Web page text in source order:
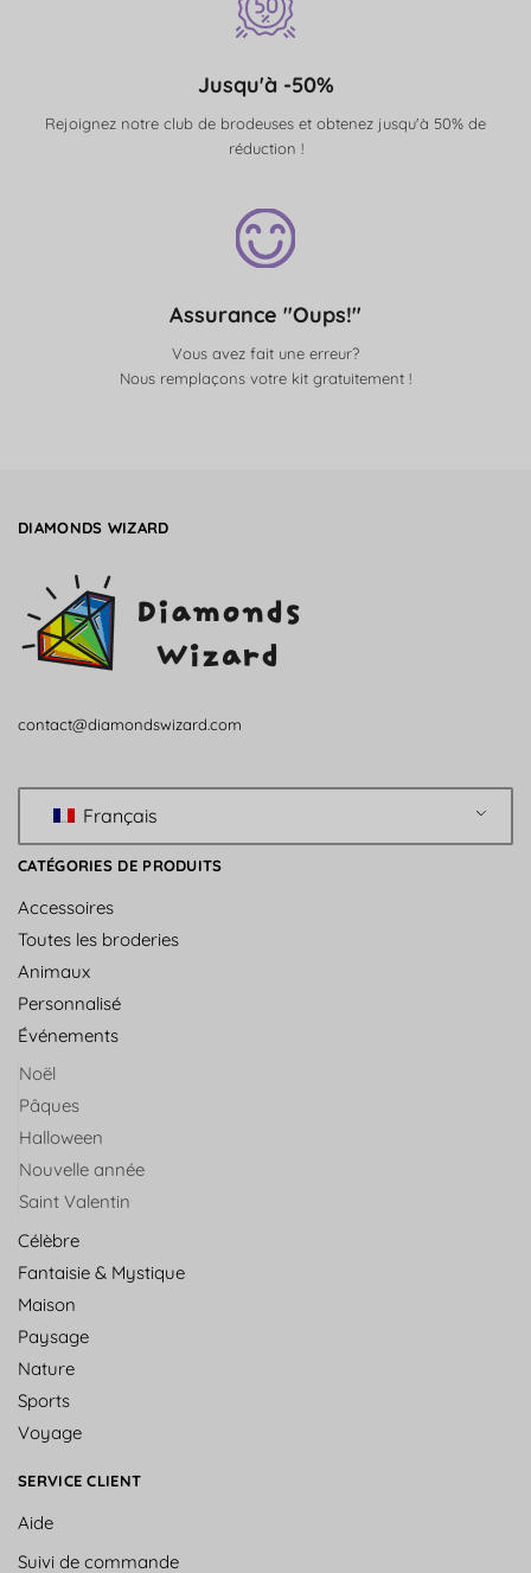
Jusqu'à -50%
Rejoignez notre club de brodeuses et obtenez jusqu'à 50% de
réduction !
Assurance "Oups!"
Vous avez fait une erreur?
Nous remplaçons votre kit gratuitement !
DIAMONDS WIZARD
contact@diamondswizard.com
Français
CATÉGORIES DE PRODUITS
Accessoires
Toutes les broderies
Animaux
Personnalisé
Événements
Noël
Pâques
Halloween
Nouvelle année
Saint Valentin
Célèbre
Fantaisie & Mystique
Maison
Paysage
Nature
Sports
Voyage
SERVICE CLIENT
Aide
Suivi de commande